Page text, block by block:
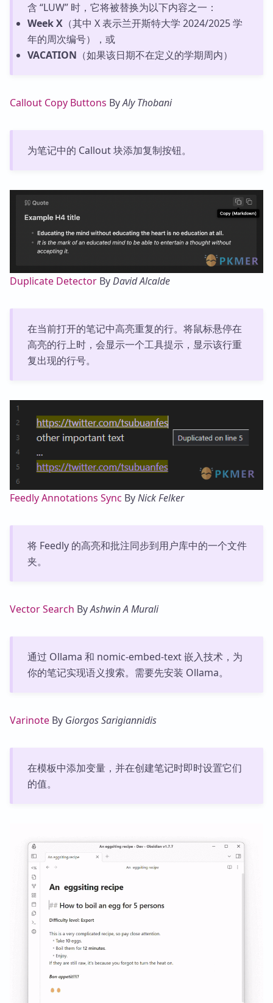
含 “LUW” 时，它将被替换为以下内容之一：
Week X（其中 X 表示兰开斯特大学 2024/2025 学
年的周次编号），或
VACATION （如果该日期不在定义的学期周内）
Callout Copy Buttons ByAly Thobani
为笔记中的 Callout 块添加复制按钮。
Duplicate Detector ByDavid Alcalde
在当前打开的笔记中高亮重复的行。将鼠标悬停在
高亮的行上时，会显示一个工具提示，显示该行重
复出现的行号。
Feedly Annotations Sync ByNick Felker
将 Feedly 的高亮和批注同步到用户库中的一个文件
夹。
Vector Search ByAshwin A Murali
通过 Ollama 和 nomic-embed-text 嵌入技术，为
你的笔记实现语义搜索。需要先安装 Ollama。
Varinote By Giorgos Sarigiannidis
在模板中添加变量，并在创建笔记时即时设置它们
的值。